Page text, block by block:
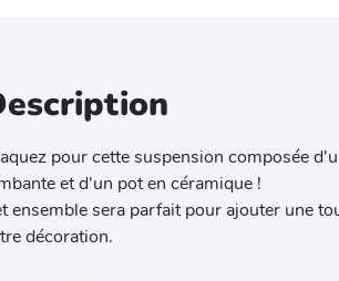
pour cette suspension composée
et d'un pot en céramique !
ensemble sera parfait pour ajouter une
décoration.